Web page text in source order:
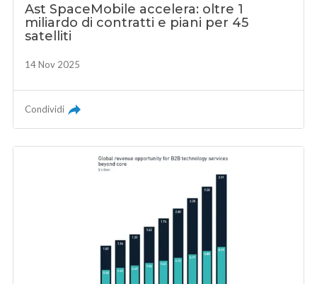
Ast SpaceMobile accelera: oltre 1
miliardo di contratti e piani per 45
satelliti
14 Nov 2025
Condividi